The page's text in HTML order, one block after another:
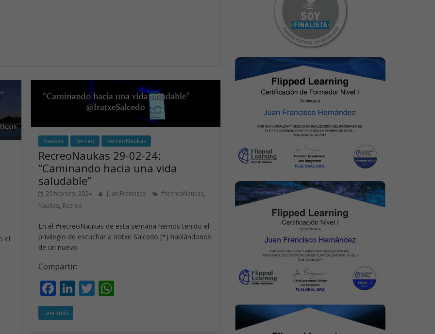
el
Naukas Recreo RecreoNaukas
RecreoNaukas 29-02-24:
“Caminando hacia una vida
saludable”
29 febrero, 2024 Juan Francisco #recreoNaukas,
Naukas, Recreo
En el #recreoNaukas de esta semana hemos tenido el
privilegio de escuchar a Iratxe Salcedo (*) hablándonos
de un nuevo
Compartir:
F
ac
e
Li T
Leer más